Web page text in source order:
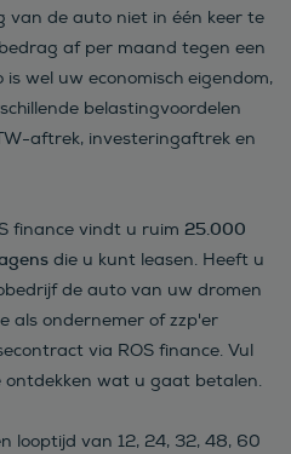
van de auto niet in één keer te
af per maand tegen een
wel uw economisch eigendom,
belastingvoordelen
aftrek, investeringaftrek en
finance vindt u ruim 25.000
die u kunt leasen. Heeft u
de auto van uw dromen
als ondernemer of zzp'er
via ROS finance. Vul
ontdekken wat u gaat betalen.
looptijd van 12, 24, 32, 48, 60